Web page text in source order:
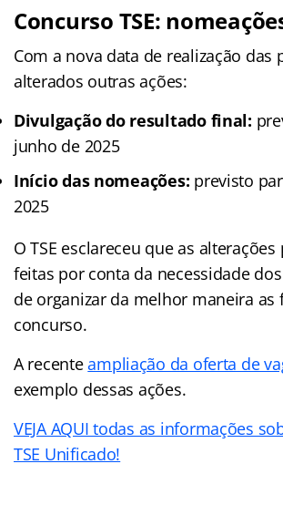
Concurso TSE:
Com a nova data de realização das
alterados outras ações:
Divulgação do resultado final:
junho de 2025
Início das nomeações: previsto
2025
O TSE esclareceu que as
feitas por conta da necessidade
de organizar da melhor maneira as
concurso.
A recenteampliação da oferta de
exemplo dessas ações.
VEJA AQUI todas as informações
TSE Unificado!